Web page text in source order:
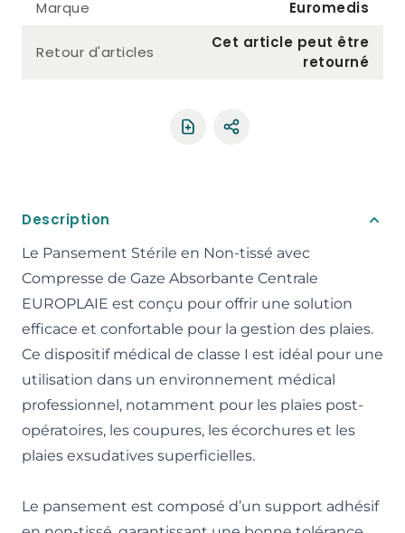
Marque
Euromedis
Retour d'articles
Cet article peut être
retourné
Partager le produit
Description
Le Pansement Stérile en Non-tissé avec
Compresse de Gaze Absorbante Centrale
EUROPLAIE est conçu pour offrir une solution
efficace et confortable pour la gestion des plaies.
Ce dispositif médical de classe I est idéal pour une
utilisation dans un environnement médical
professionnel, notamment pour les plaies post-
opératoires, les coupures, les écorchures et les
plaies exsudatives superficielles.
Le pansement est composé d’un support adhésif